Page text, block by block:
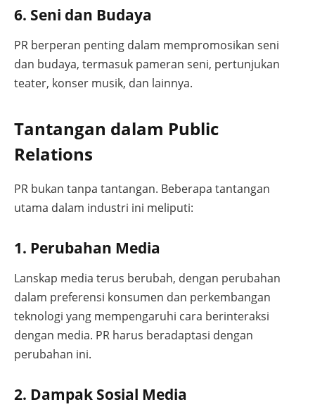
6. Seni dan Budaya
PR berperan penting dalam mempromosikan seni
dan budaya, termasuk pameran seni, pertunjukan
teater, konser musik, dan lainnya.
Tantangan dalam Public
Relations
PR bukan tanpa tantangan. Beberapa tantangan
utama dalam industri ini meliputi:
1. Perubahan Media
Lanskap media terus berubah, dengan perubahan
dalam preferensi konsumen dan perkembangan
teknologi yang mempengaruhi cara berinteraksi
dengan media. PR harus beradaptasi dengan
perubahan ini.
2. Dampak Sosial Media